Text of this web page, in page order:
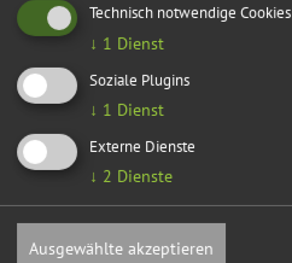
Technisch notwendige Cookies
↓ 1 Dienst
Soziale Plugins
↓ 1 Dienst
Externe Dienste
↓ 2 Dienste
Ausgewählte akzeptieren